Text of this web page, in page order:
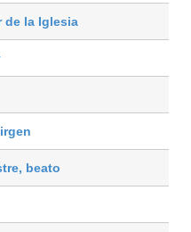
de la Iglesia
beato